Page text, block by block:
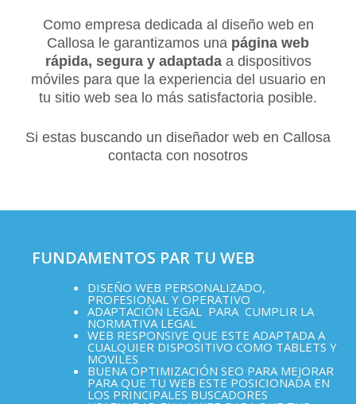
Como empresa dedicada al diseño web en
Callosa le garantizamos una página web
rápida, segura y adaptadaa dispositivos
móviles para que la experiencia del usuario en
tu sitio web sea lo más satisfactoria posible.
Si estas buscando un diseñador web en Callosa
contacta con nosotros
FUNDAMENTOS PAR TU WEB
DISEÑO WEB PERSONALIZADO,
PROFESIONAL Y OPERATIVO
ADAPTACIÓN LEGAL PARA CUMPLIR LA
NORMATIVA LEGAL
WEB RESPONSIVE QUE ESTE ADAPTADA A
CUALQUIER DISPOSITIVO COMO TABLETS Y
MOVILES
BUENA OPTIMIZACIÓN SEO PARA MEJORAR
PARA QUE TU WEB ESTE POSICIONADA EN
LOS PRINCIPALES BUSCADORES